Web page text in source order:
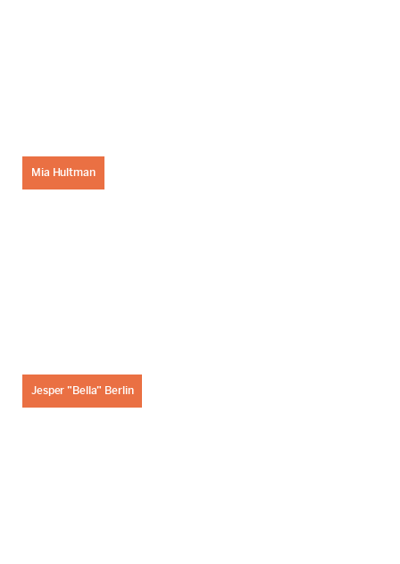
Mia Hultman
Jesper ”Bella” Berlin